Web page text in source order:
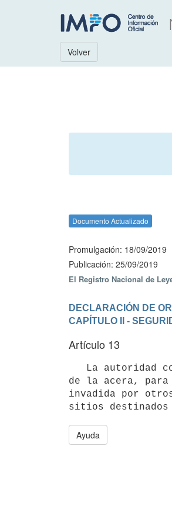
Volver
Documento Actualizado
Promulgación: 18/09/2019
Publicación: 25/09/2019
El Registro Nacional de
DECLARACIÓN DE
CAPÍTULO II -
Artículo 13
de la acera, para
invadida por
Ayuda